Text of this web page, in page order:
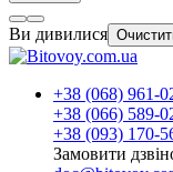
Ви дивилися
+38 (068) 961-
+38 (066) 589-
+38 (093) 170-
Замовити